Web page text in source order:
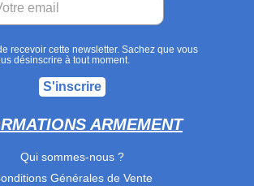
recevoir cette newsletter. Sachez que vous
désinscrire à tout moment.
S'inscrire
ARMEMENT
Qui sommes-nous ?
Générales de Vente